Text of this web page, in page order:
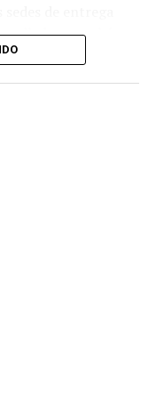
por el área
compromiso y la